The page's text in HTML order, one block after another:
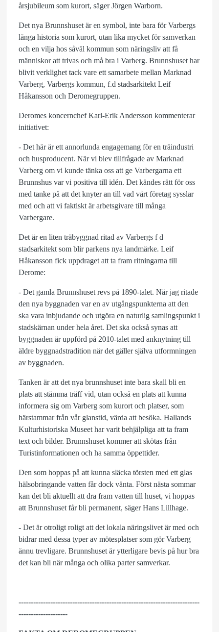
årsjubileum som kurort, säger Jörgen Warborn.
Det nya Brunnshuset är en symbol, inte bara för Varbergs
långa historia som kurort, utan lika mycket för samverkan
och en vilja hos såväl kommun som näringsliv att få
människor att trivas och må bra i Varberg. Brunnshuset har
blivit verklighet tack vare ett samarbete mellan Marknad
Varberg, Varbergs kommun, f.d stadsarkitekt Leif
Håkansson och Deromegruppen.
Deromes koncernchef Karl-Erik Andersson kommenterar
initiativet:
- Det här är ett annorlunda engagemang för en träindustri
och husproducent. När vi blev tillfrågade av Marknad
Varberg om vi kunde tänka oss att ge Varbergarna ett
Brunnshus var vi positiva till idén. Det kändes rätt för oss
med tanke på att det knyter an till vad vårt företag sysslar
med och att vi faktiskt är arbetsgivare till många
Varbergare.
Det är en liten träbyggnad ritad av Varbergs f d
stadsarkitekt som blir parkens nya landmärke. Leif
Håkansson fick uppdraget att ta fram ritningarna till
Derome:
- Det gamla Brunnshuset revs på 1890-talet. När jag ritade
den nya byggnaden var en av utgångspunkterna att den
ska vara inbjudande och utgöra en naturlig samlingspunkt i
stadskärnan under hela året. Det ska också synas att
byggnaden är uppförd på 2010-talet med anknytning till
äldre byggnadstradition när det gäller själva utformningen
av byggnaden.
Tanken är att det nya brunnshuset inte bara skall bli en
plats att stämma träff vid, utan också en plats att kunna
informera sig om Varberg som kurort och platser, som
härstammar från vår glanstid, värda att besöka. Hallands
Kulturhistoriska Museet har varit behjälpliga att ta fram
text och bilder. Brunnshuset kommer att skötas från
Turistinformationen och ha samma öppettider.
Den som hoppas på att kunna släcka törsten med ett glas
hälsobringande vatten får dock vänta. Först nästa sommar
kan det bli aktuellt att dra fram vatten till huset, vi hoppas
att Brunnshuset får bli permanent, säger Hans Lillhage.
- Det är otroligt roligt att det lokala näringslivet är med och
bidrar med dessa typer av mötesplatser som gör Varberg
ännu trevligare. Brunnshuset är ytterligare bevis på hur bra
det kan bli när många och olika parter samverkar.
--------------------------------------------------------------------------
--------------------